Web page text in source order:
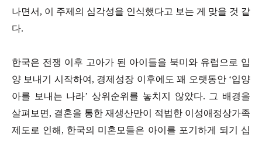
나면서, 이 주제의 심각성을 인식했다고 보는 게 맞을 것 같
다.
한국은 전쟁 이후 고아가 된 아이들을 북미와 유럽으로 입
양 보내기 시작하여, 경제성장 이후에도 꽤 오랫동안 ‘입양
아를 보내는 나라’ 상위순위를 놓치지 않았다. 그 배경을
살펴보면, 결혼을 통한 재생산만이 적법한 이성애정상가족
제도로 인해, 한국의 미혼모들은 아이를 포기하게 되기 십